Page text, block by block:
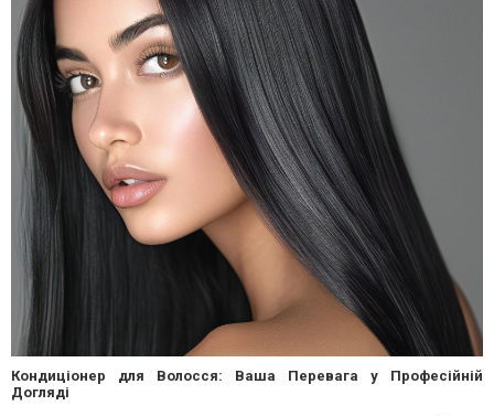
Кондиціонер для Волосся: Ваша Перевага у Професійній
Догляді